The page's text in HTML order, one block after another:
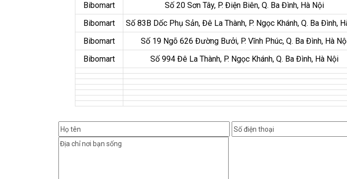
Bibomart
Số 20 Sơn Tây, P. Điện Biên, Q. Ba Đình, Hà Nội
Bibomart
Số 83B Dốc Phụ Sản, Đê La Thành, P. Ngọc Khánh, Q. Ba Đình,
Bibomart
Số 19 Ngõ 626 Đường Bưởi, P. Vĩnh Phúc, Q. Ba Đình, Hà
Bibomart
Số 994 Đê La Thành, P. Ngọc Khánh, Q. Ba Đình, Hà Nội